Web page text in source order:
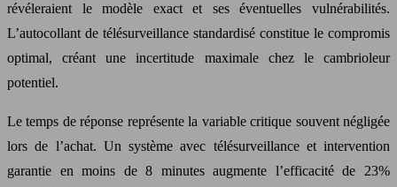
révéleraient le modèle exact et ses éventuelles vulnérabilités.
L’autocollant de télésurveillance standardisé constitue le compromis
optimal, créant une incertitude maximale chez le cambrioleur
potentiel.
Le temps de réponse représente la variable critique souvent négligée
lors de l’achat. Un système avec télésurveillance et intervention
garantie en moins de 8 minutes augmente l’efficacité de 23%